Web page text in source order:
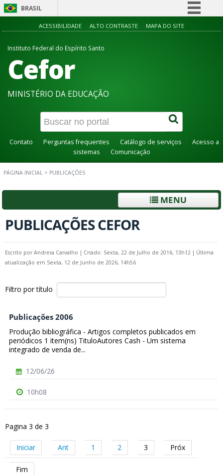
BRASIL
Simplifique!
ACESSIBILIDADE ALTO CONTRASTE MAPA DO SITE
Instituto Federal do Espírito Santo
Cefor
MINISTÉRIO DA EDUCAÇÃO
Contato Perguntas frequentes Catálogo de serviços
Acesso a
sistemas
Comunicação
PÁGINA INICIAL > PUBLICAÇÕES
MENU
PUBLICAÇÕES CEFOR
Escrito porAndreia Carvalho | Criado: Sexta, 22 de Julho de 2016, 13h12 | Última
atualização em Sexta, 12 de Junho de 2026, 14h56
Filtro por título
Publicações 2006
Produção bibliográfica - Artigos completos publicados em
periódicos 1 item(ns) TituloAutores Cash - Um sistema
integrado de venda de...
12/06/26
10h08
Pagina 3 de 3
Iniciar Ant 1 2 3 Próx
Fim